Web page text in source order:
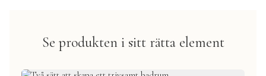
Se produkten i sitt rätta element